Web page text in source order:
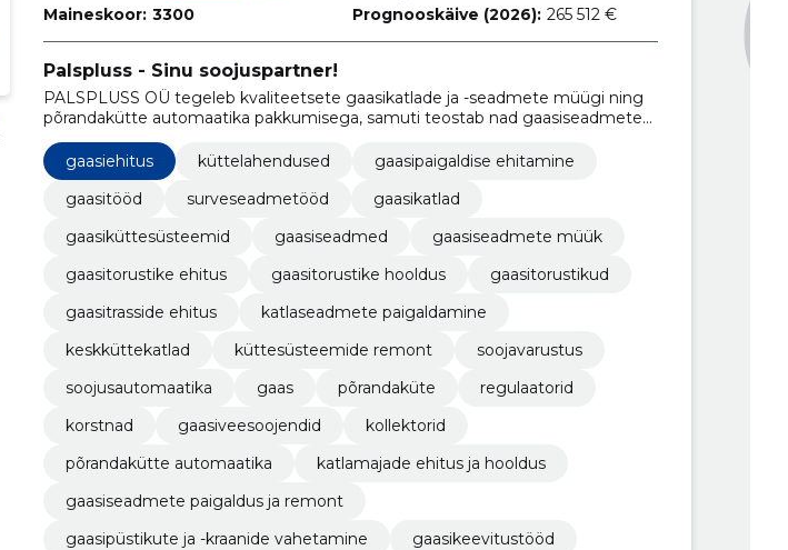
Maineskoor: 3300
Prognooskäive (2026): 265 512 €
Palspluss - Sinu soojuspartner!
PALSPLUSS OÜ tegeleb kvaliteetsete gaasikatlade ja -seadmete müügi ning
põrandakütte automaatika pakkumisega, samuti teostab nad gaasiseadmete
paigaldus- ja remonttöid ning katlaruumide teenindamist.
gaasiehitus
küttelahendused
gaasipaigaldise ehitamine
gaasitööd
surveseadmetööd
gaasikatlad
gaasiküttesüsteemid
gaasiseadmed
gaasiseadmete müük
gaasitorustike ehitus
gaasitorustike hooldus
gaasitorustikud
gaasitrasside ehitus
katlaseadmete paigaldamine
keskküttekatlad
küttesüsteemide remont
soojavarustus
soojusautomaatika
gaas põrandaküte
regulaatorid
korstnad
gaasiveesoojendid
kollektorid
põrandakütte automaatika
katlamajade ehitus ja hooldus
gaasiseadmete paigaldus ja remont
gaasipüstikute ja -kraanide vahetamine
gaasikeevitustööd